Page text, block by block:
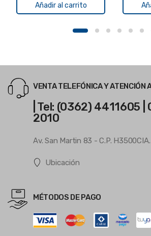
Añadir al carrito
VENTA TELEFÓNICA Y ATENCIÓN
| Tel: (0362) 4411605
2010
Av. San Martin 83 - C.P.
Ubicación
MÉTODOS DE PAGO